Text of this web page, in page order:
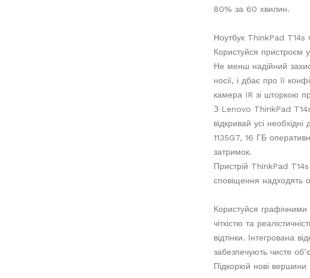
80% за 60 хвилин.
Ноутбук ThinkPad T14s
Користуйся пристроєм
Не менш надійний
носії, і дбає про її
камера IR зі шторкою
З Lenovo ThinkPad T14s
відкривай усі
1135G7, 16 ГБ
затримок.
Пристрій ThinkPad
сповіщення надходять
Користуйся
чіткістю та
відтінки. Інтегрована
забезпечують чисте
Підкорюй нові вершини